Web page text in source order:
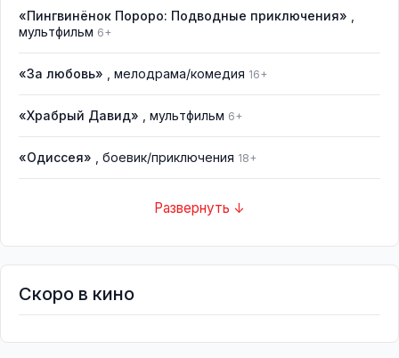
«Пингвинёнок Пороро: Подводные приключения»
мультфильм 6+
«За любовь» , мелодрама/комедия 16+
«Храбрый Давид» , мультфильм 6+
«Одиссея» , боевик/приключения 18+
Развернуть ↓
Скоро в кино